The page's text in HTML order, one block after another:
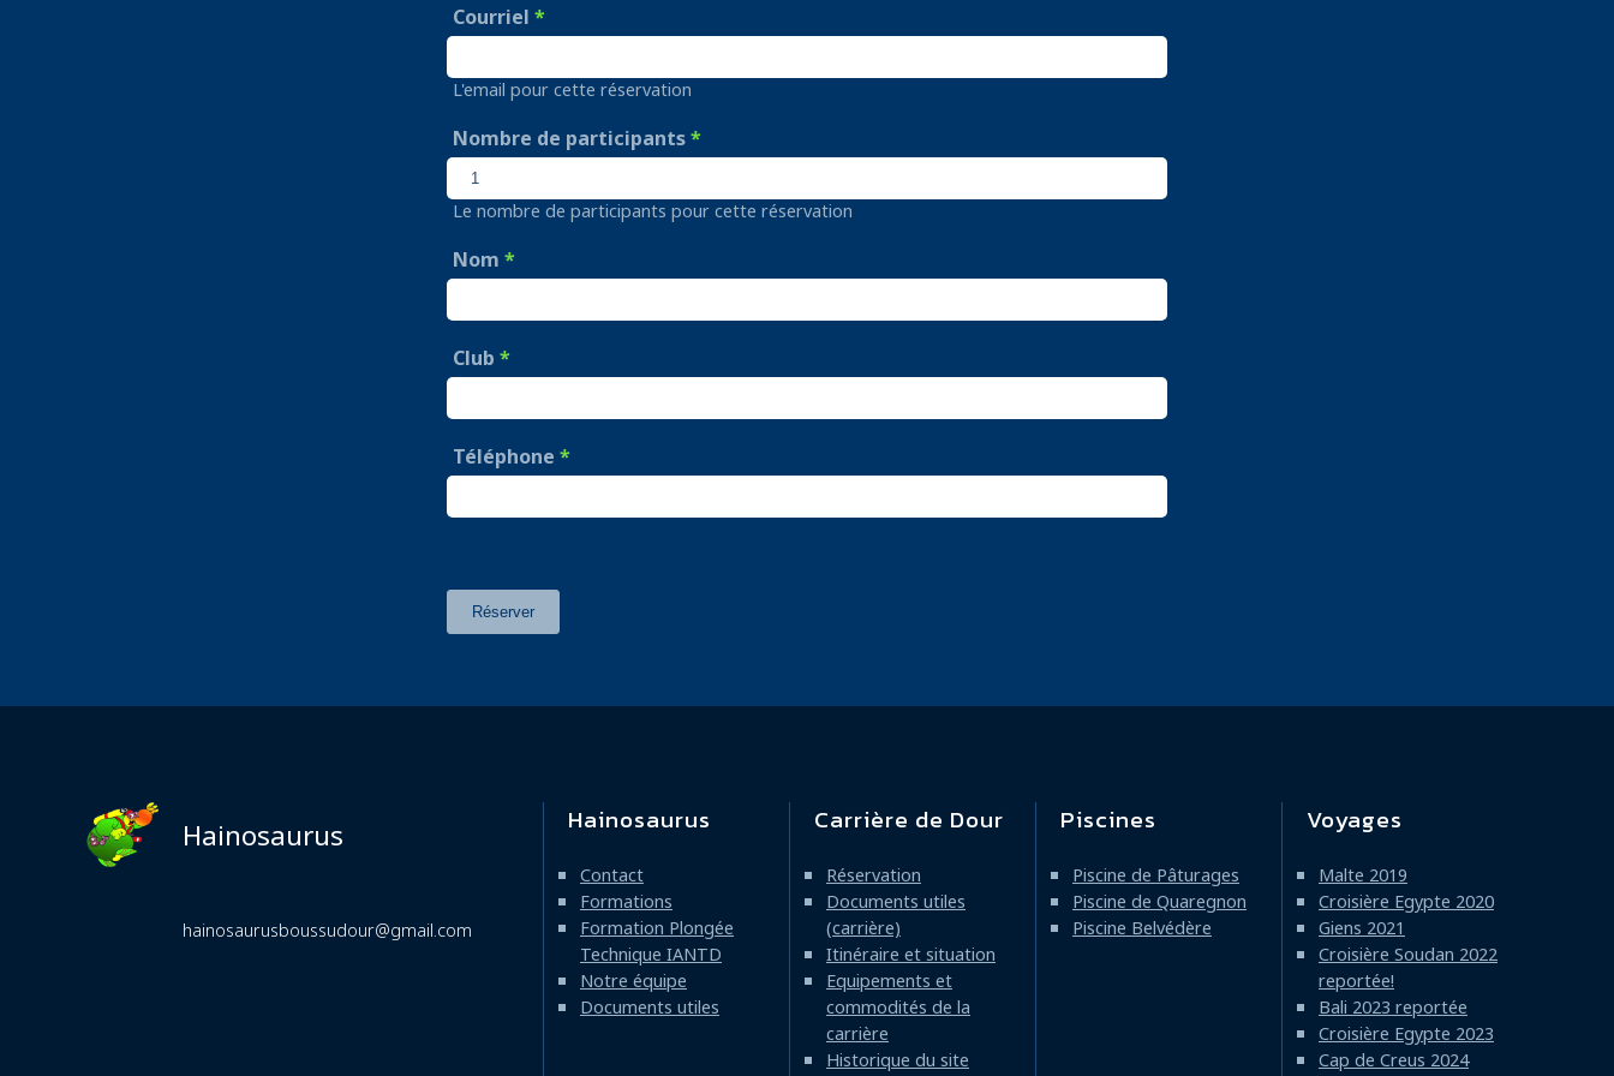
Courriel
L'email pour cette réservation
Nombre de participants
Le nombre de participants pour cette réservation
Nom
Club
Téléphone
Hainosaurus
hainosaurusboussudour@gmail.com
Navigation
principale
Hainosaurus
Contact
Formations
Formation Plongée
Technique IANTD
Notre équipe
Documents utiles
Carrière de Dour
Réservation
Documents utiles
(carrière)
Itinéraire et situation
Equipements et
commodités de la
carrière
Historique du site
Piscines
Piscine de Pâturages
Piscine de Quaregnon
Piscine Belvédère
Voyages
Malte 2019
Croisière Egypte 2020
Giens 2021
Croisière Soudan 2022
reportée!
Bali 2023 reportée
Croisière Egypte 2023
Cap de Creus 2024